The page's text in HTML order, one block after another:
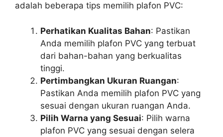
adalah beberapa tips memilih plafon PVC:
Perhatikan Kualitas Bahan: Pastikan
Anda memilih plafon PVC yang terbuat
dari bahan-bahan yang berkualitas
tinggi.
Pertimbangkan Ukuran Ruangan:
Pastikan Anda memilih plafon PVC yang
sesuai dengan ukuran ruangan Anda.
Pilih Warna yang Sesuai: Pilih warna
plafon PVC yang sesuai dengan selera